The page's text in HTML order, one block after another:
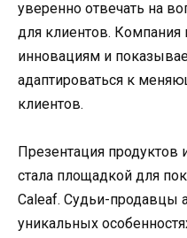
уверенно отвечать на
для клиентов.
инновациям и
адаптироваться к
клиентов.
Презентация продуктов
стала площадкой для
Caleaf. Судьи-продавцы
уникальных